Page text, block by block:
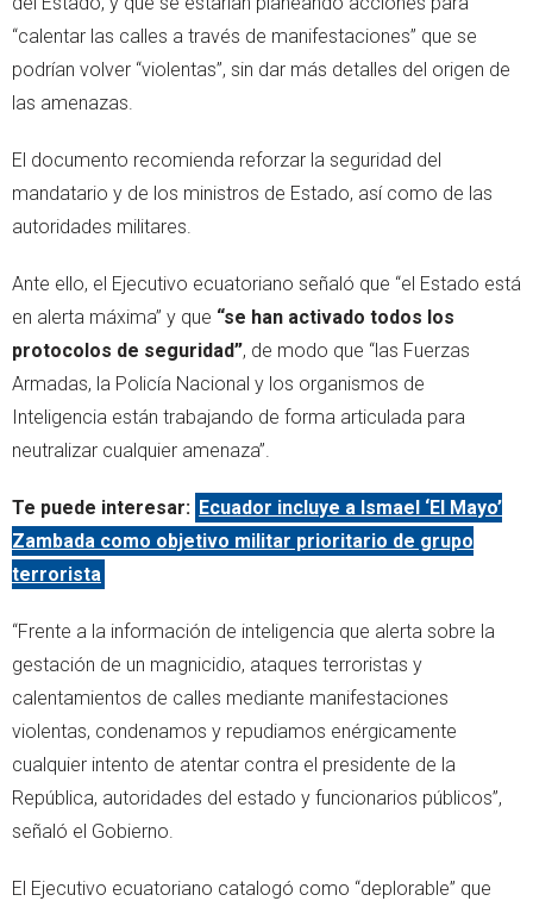
“calentar las calles a través de manifestaciones” que se
podrían volver “violentas”, sin dar más detalles del origen de
las amenazas.
El documento recomienda reforzar la seguridad del
mandatario y de los ministros de Estado, así como de las
autoridades militares.
Ante ello, el Ejecutivo ecuatoriano señaló que “el Estado está
en alerta máxima” y que “se han activado todos los
protocolos de seguridad”, de modo que “las Fuerzas
Armadas, la Policía Nacional y los organismos de
Inteligencia están trabajando de forma articulada para
neutralizar cualquier amenaza”.
Te puede interesar: Ecuador incluye a Ismael ‘El Mayo’
Zambada como objetivo militar prioritario de grupo
terrorista
“Frente a la información de inteligencia que alerta sobre la
gestación de un magnicidio, ataques terroristas y
calentamientos de calles mediante manifestaciones
violentas, condenamos y repudiamos enérgicamente
cualquier intento de atentar contra el presidente de la
República, autoridades del estado y funcionarios públicos”,
señaló el Gobierno.
El Ejecutivo ecuatoriano catalogó como “deplorable” que